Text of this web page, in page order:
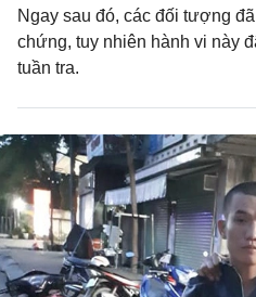
Ngay sau đó, các đối tượng
chứng, tuy nhiên hành vi này
tuần tra.